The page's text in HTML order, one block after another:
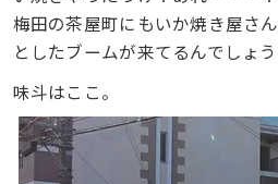
梅田の茶屋町にもいか焼き屋さ
としたブームが来てるんでしょ
味斗はここ。